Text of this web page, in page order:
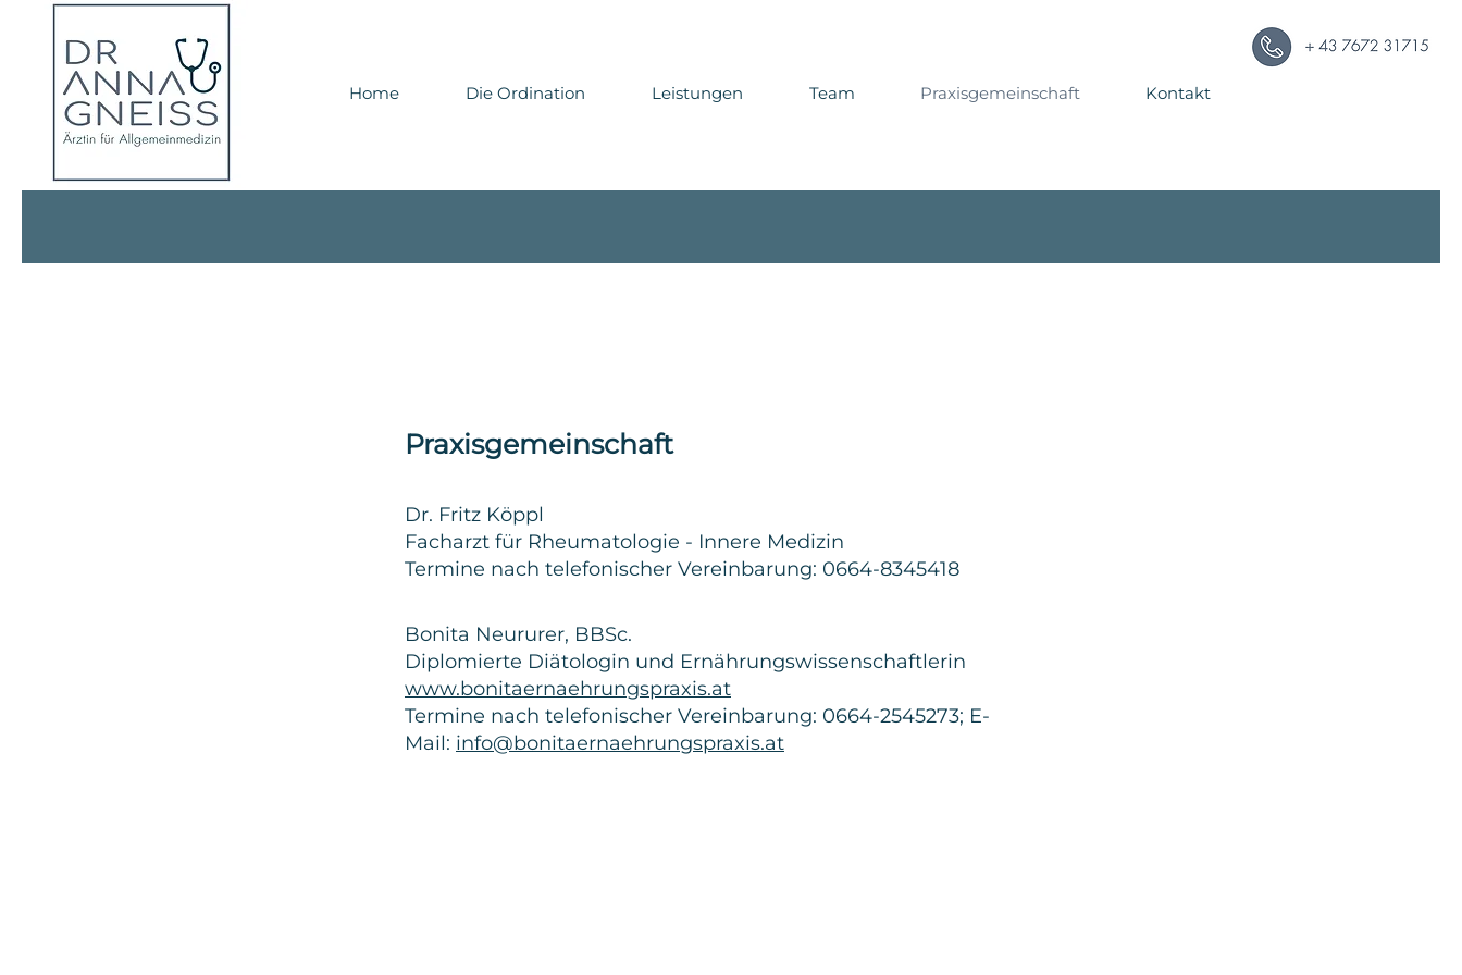
Home Die Ordination Leistungen Team Praxisgemeinschaft Kontakt
Praxisgemeinschaft
Dr. Fritz Köppl
Facharzt für Rheumatologie - Innere Medizin
​Termine nach telefonischer Vereinbarung: 0664-8345418
​Bonita Neururer, BBSc.
Diplomierte Diätologin und Ernährungswissenschaftlerin
www.bonitaernaehrungspraxis.at
Termine nach telefonischer Vereinbarung: 0664-2545273; E-
Mail: info@bonitaernaehrungspraxis.at